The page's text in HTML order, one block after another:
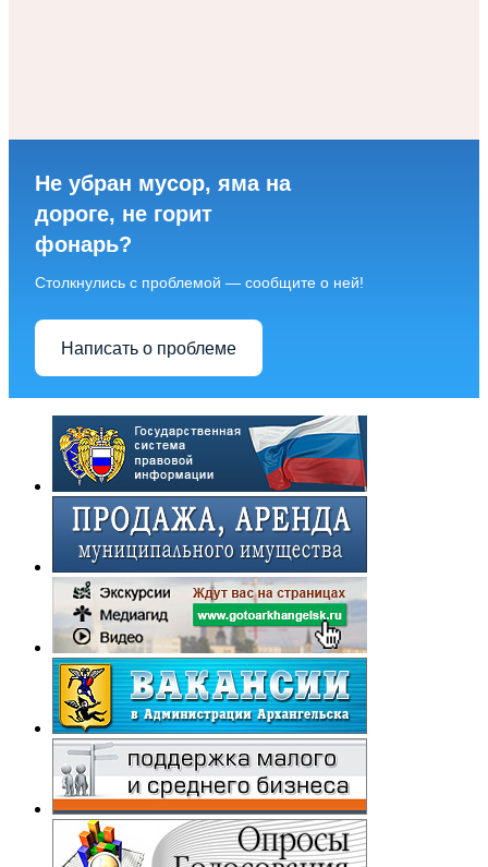
Не убран мусор, яма на
дороге, не горит
фонарь?
Столкнулись с проблемой — сообщите о ней!
Написать о проблеме